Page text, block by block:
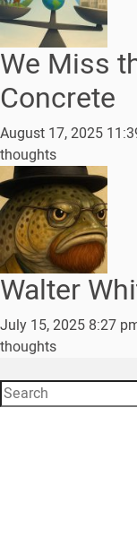
We Miss
Concrete
August 17, 2025
thoughts
Walter
July 15, 2025 8:27
thoughts